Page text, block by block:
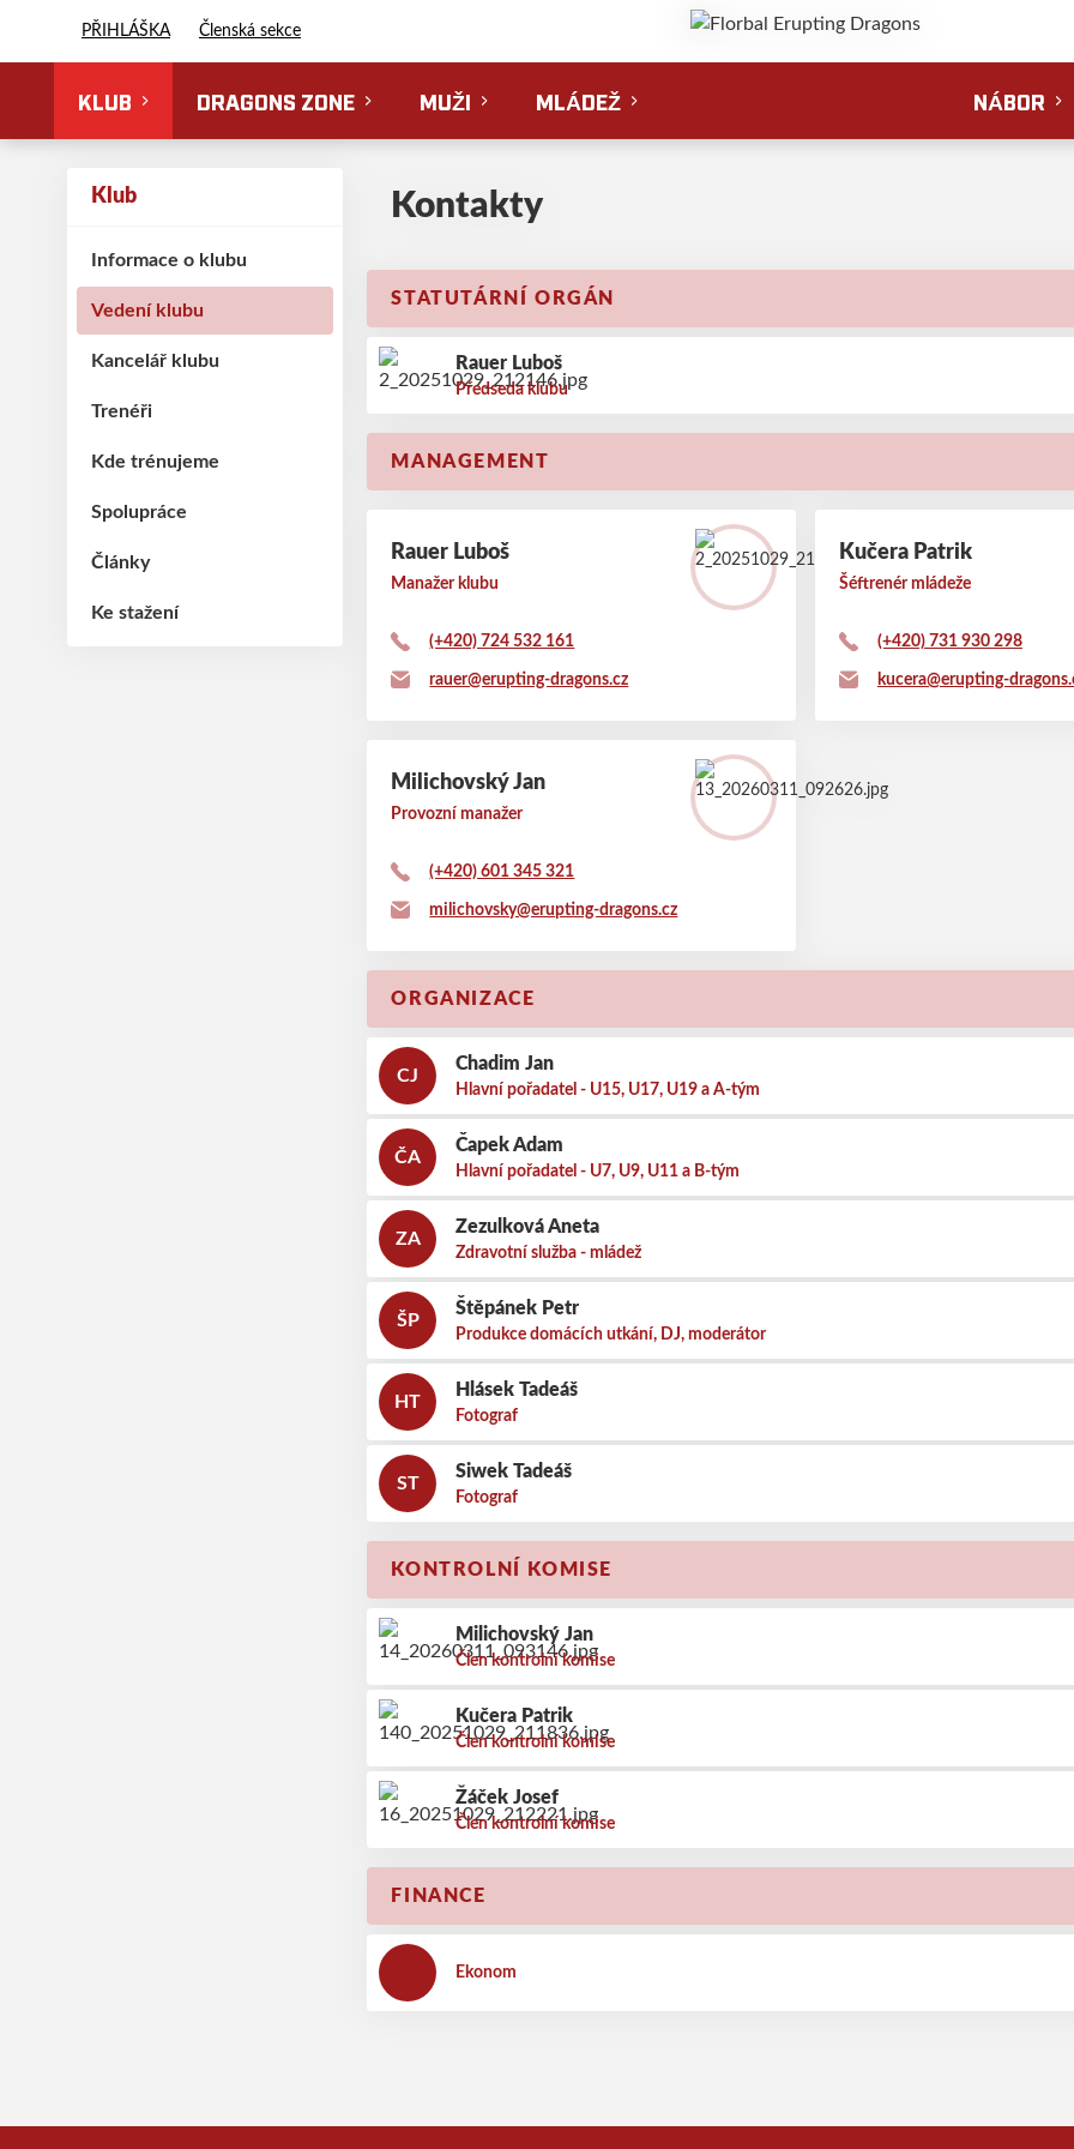
PŘIHLÁŠKA Členská sekce
KLUB DRAGONS ZONE MUŽI MLÁDEŽ NÁBOR
Klub
Informace o klubu
Vedení klubu
Kancelář klubu
Trenéři
Kde trénujeme
Spolupráce
Články
Ke stažení
Kontakty
STATUTÁRNÍ ORGÁN
Rauer Luboš
Předseda klubu
MANAGEMENT
Rauer Luboš
Manažer klubu
(+420) 724 532 161
rauer@erupting-dragons.cz
Kučera Patrik
Šéftrenér mládeže
(+420) 731 930 298
kucera@erupting-
Milichovský Jan
Provozní manažer
(+420) 601 345 321
milichovsky@erupting-dragons.cz
ORGANIZACE
CJ
Chadim Jan
Hlavní pořadatel - U15, U17, U19 a A-tým
ČA
Čapek Adam
Hlavní pořadatel - U7, U9, U11 a B-tým
ZA
Zezulková Aneta
Zdravotní služba - mládež
ŠP
Štěpánek Petr
Produkce domácích utkání, DJ, moderátor
HT
Hlásek Tadeáš
Fotograf
ST
Siwek Tadeáš
Fotograf
KONTROLNÍ KOMISE
Milichovský Jan
Člen kontrolní komise
Kučera Patrik
Člen kontrolní komise
Žáček Josef
Člen kontrolní komise
FINANCE
Ekonom